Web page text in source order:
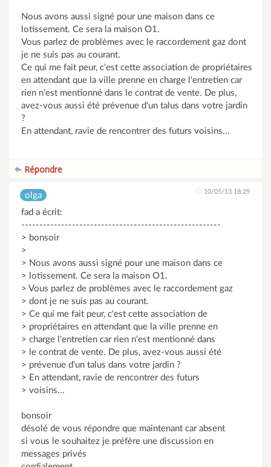
Nous avons aussi signé pour une maison dans ce
lotissement. Ce sera la maison O1.
Vous parlez de problèmes avec le raccordement gaz dont
je ne suis pas au courant.
Ce qui me fait peur, c'est cette association de propriétaires
en attendant que la ville prenne en charge l'entretien car
rien n'est mentionné dans le contrat de vente. De plus,
avez-vous aussi été prévenue d'un talus dans votre jardin
?
En attendant, ravie de rencontrer des futurs voisins...
Répondre
olga 10/05/13 18:29
fad a écrit:
-------------------------------------------------------
> bonsoir
>
> Nous avons aussi signé pour une maison dans ce
> lotissement. Ce sera la maison O1.
> Vous parlez de problèmes avec le raccordement gaz
> dont je ne suis pas au courant.
> Ce qui me fait peur, c'est cette association de
> propriétaires en attendant que la ville prenne en
> charge l'entretien car rien n'est mentionné dans
> le contrat de vente. De plus, avez-vous aussi été
> prévenue d'un talus dans votre jardin ?
> En attendant, ravie de rencontrer des futurs
> voisins...
bonsoir
désolé de vous répondre que maintenant car absent
si vous le souhaitez je préfère une discussion en
messages privés